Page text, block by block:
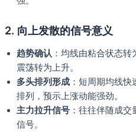
2. 向上发散的信号意义
趋势确认 ：均线由粘合状态
震荡转为上升。
多头排列形成 ：短周期均线
排列，预示上涨动能强劲。
主力拉升信号 ：往往伴随成
信号。